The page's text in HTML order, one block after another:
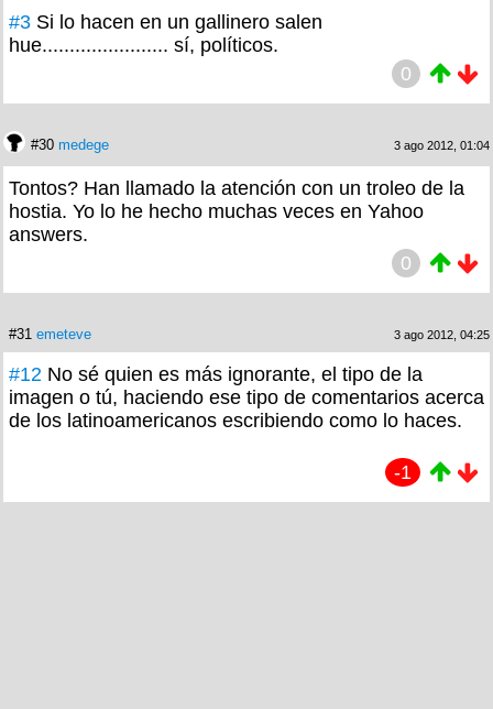
#3 Si lo hacen en un gallinero salen
hue....................... sí, políticos.
0
#30 medege 3 ago 2012, 01:04
Tontos? Han llamado la atención con un troleo de la
hostia. Yo lo he hecho muchas veces en Yahoo
answers.
0
#31 emeteve 3 ago 2012, 04:25
#12 No sé quien es más ignorante, el tipo de la
imagen o tú, haciendo ese tipo de comentarios acerca
de los latinoamericanos escribiendo como lo haces.
-1